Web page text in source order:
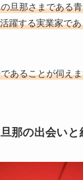
旦那さまである
躍する実業家で
あることが伺え
那の出会いと